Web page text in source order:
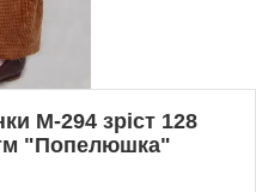
М-294 зріст 128
тм "Попелюшка"